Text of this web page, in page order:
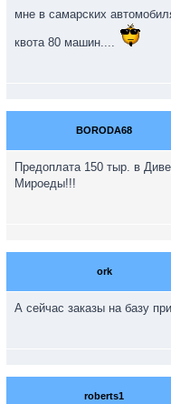
мне в самарских
квота 80 машин....
BORODA68
Предоплата 150 тыр. в
Мироеды!!!
ork
А сейчас заказы на базу
roberts1